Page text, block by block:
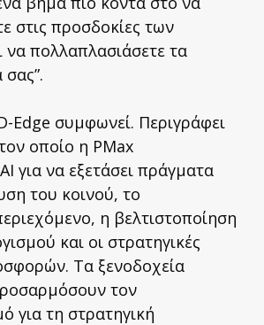
στις προσδοκίες των
πολλαπλασιάσετε τα
Edge συμφωνεί. Περιγράφει
οποίο η PMax
για να εξετάσει πράγματα
του κοινού, το
η βελτιστοποίηση
και οι στρατηγικές
Τα ξενοδοχεία
τον
για τη στρατηγική